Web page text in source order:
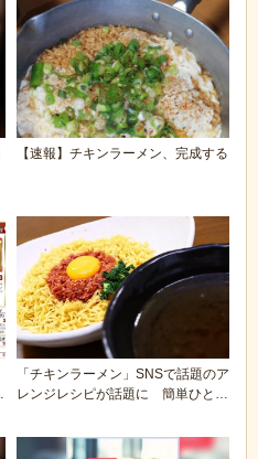
【速報】チキンラーメン、完成する
「チキンラーメン」SNSで話題のア
レンジレシピが話題に 簡単ひと手